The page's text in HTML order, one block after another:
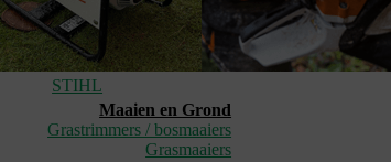
STIHL
Maaien en Grond
Grastrimmers / bosmaaiers
Grasmaaiers